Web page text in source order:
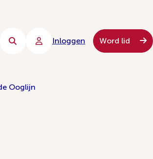
Inloggen Word lid
Ooglijn